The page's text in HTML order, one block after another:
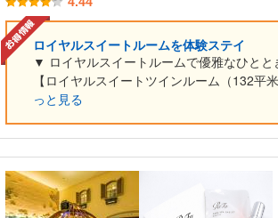
ロイヤルスイートルームを体験ステイ
▼ ロイヤルスイートルームで優雅なひと
【ロイヤルスイートツインルーム（132平
っと見る